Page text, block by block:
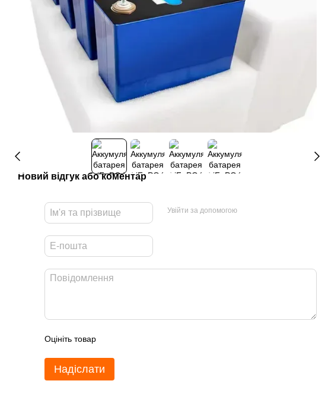
Новий відгук або коментар
Увійти за допомогою
Оцініть товар
Надіслати